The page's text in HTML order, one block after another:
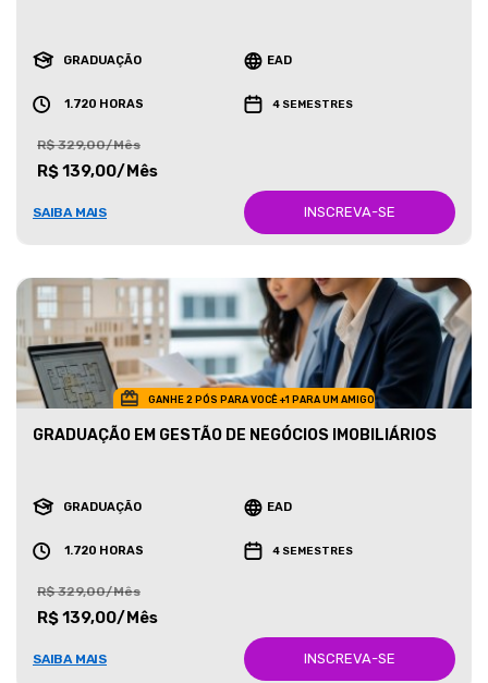
GRADUAÇÃO EAD
1.720 HORAS 4 SEMESTRES
R$ 329,00/Mês
R$ 139,00/Mês
SAIBA MAIS INSCREVA-SE
GANHE 2 PÓS PARA VOCÊ +1 PARA UM AMIGO
GRADUAÇÃO EM GESTÃO DE NEGÓCIOS IMOBILIÁRIOS
GRADUAÇÃO EAD
1.720 HORAS 4 SEMESTRES
R$ 329,00/Mês
R$ 139,00/Mês
SAIBA MAIS INSCREVA-SE